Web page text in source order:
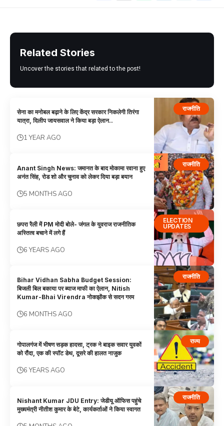
Related Stories
Uncover the stories that related to the post!
राजनीति
सेना का मनोबल बढ़ाने के लिए केंद्र सरकार निकलेगी तिरंगा
यात्रा, दिलीप जायसवाल ने किया बड़ा ऐलान..
1 YEAR AGO
राजनीति
Anant Singh News: जमानत के बाद मोकामा रवाना हुए
अनंत सिंह, रोड शो और चुनाव को लेकर दिया बड़ा बयान
5 MONTHS AGO
ELECTION
UPDATES
छपरा रैली में PM मोदी बोले- जंगल के युवराज राजनीतिक
अस्तित्व बचाने में लगे हैं
6 YEARS AGO
राजनीति
Bihar Vidhan Sabha Budget Session:
बिजली बिल बकाया पर ब्याज माफी का ऐलान, Nitish
Kumar-Bhai Virendra नोकझोंक से सदन गरम
6 MONTHS AGO
राज्य
गोपालगंज में भीषण सड़क हादसा, ट्रक ने बाइक सवार युवकों
को रौंदा, एक की स्पॉट डेथ, दूसरे की हालत नाजुक
6 YEARS AGO
राजनीति
Nishant Kumar JDU Entry: जेडीयू ऑफिस पहुंचे
मुख्यमंत्री नीतीश कुमार के बेटे, कार्यकर्ताओं ने किया स्वागत